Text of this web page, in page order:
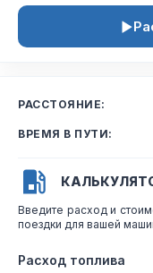
РАССТОЯНИЕ:
ВРЕМЯ В ПУТИ:
Введите расход и
поездки для вашей
Расход топлива